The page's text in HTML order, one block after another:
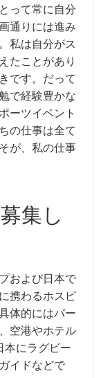
って常に自分
通りには進み
私は自分がス
たことがあり
です。だって
で経験豊かな
ーツイベント
の仕事は全て
が、私の仕事
集し
および日本で
携わるホスピ
体的にはバー
空港やホテル
本にラグビー
イドなどで